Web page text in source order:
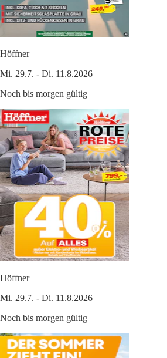
Höffner
Mi. 29.7. - Di. 11.8.2026
Noch bis morgen gültig
Höffner
Mi. 29.7. - Di. 11.8.2026
Noch bis morgen gültig